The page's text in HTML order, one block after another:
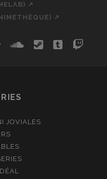
↗
↗
paypalsoundcloud
steamtumblr
JOVIALES